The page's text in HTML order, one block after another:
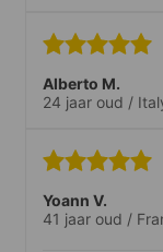
Alberto M.
24 jaar oud /
Yoann V.
41 jaar oud /